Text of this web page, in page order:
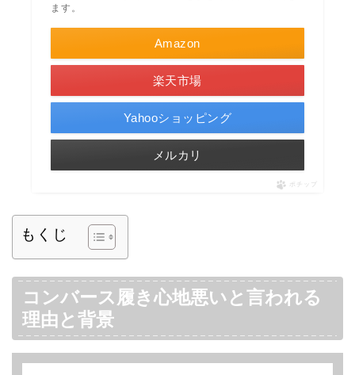
ます。
Amazon
楽天市場
Yahooショッピング
メルカリ
ポチップ
もくじ
コンバース履き心地悪いと言われる
理由と背景